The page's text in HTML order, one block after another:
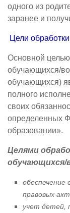
одного из
заранее и
Цели
Основной
обучающихся/
обучающихся)
полного
своих
определенных
образовании».
Целями
обучающихся/
обеспечение
правовых
учет детей,